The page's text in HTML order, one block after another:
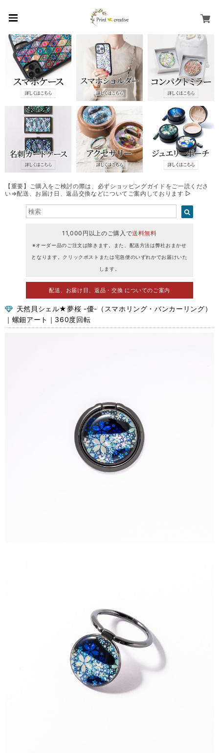
【重要】ご購入をご検討の際は、必ずショッピングガイドをご一読くださ
い⇒配送、お届け日、返品交換などについてご案内しております ▷
11,000円以上のご購入で送料無料
※オーダー品のご注文は除きます。また、配送方法は弊社おまかせ
となります。クリックポストまたは宅急便のいずれかでお届けいた
します。
配送、お届け日、返品・交換 についてのご案内
天然貝シェル★夢桜 -優-（スマホリング・バンカーリング）
｜螺鈿アート｜360度回転